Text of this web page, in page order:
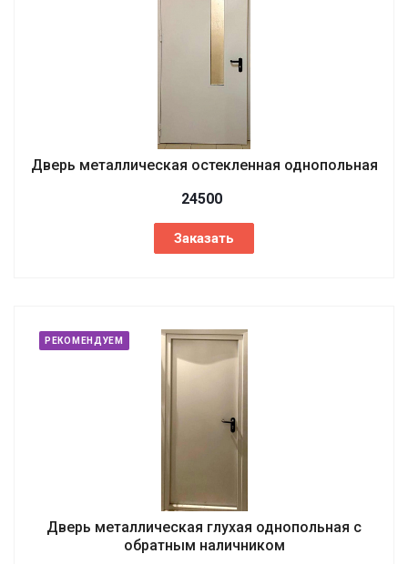
Дверь металлическая остекленная однопольная
24500
Заказать
РЕКОМЕНДУЕМ
Дверь металлическая глухая однопольная с
обратным наличником